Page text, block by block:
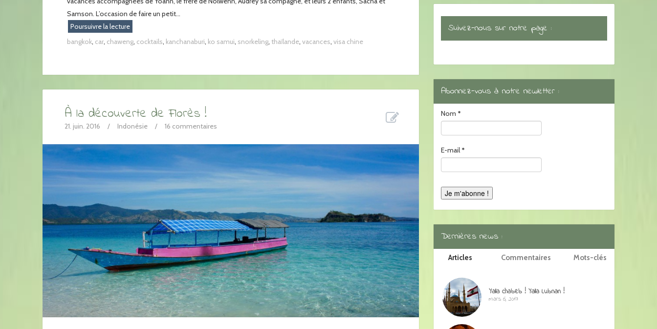
Samson. L’occasion de faire un petit...
Poursuivre la lecture
bangkok, car, chaweng, cocktails, kanchanaburi, ko samui, snorkeling, thaïlande, vacances, visa chine
À la découverte de Florès !
21. juin. 2016 / Indonésie / 16 commentaires
Suivez-nous sur notre page :
Abonnez-vous à notre newletter :
Nom *
E-mail *
Dernières news :
Articles Commentaires Mots-clés
Yalla chabeb ! Yalla Lubnan !
mars 6, 2017